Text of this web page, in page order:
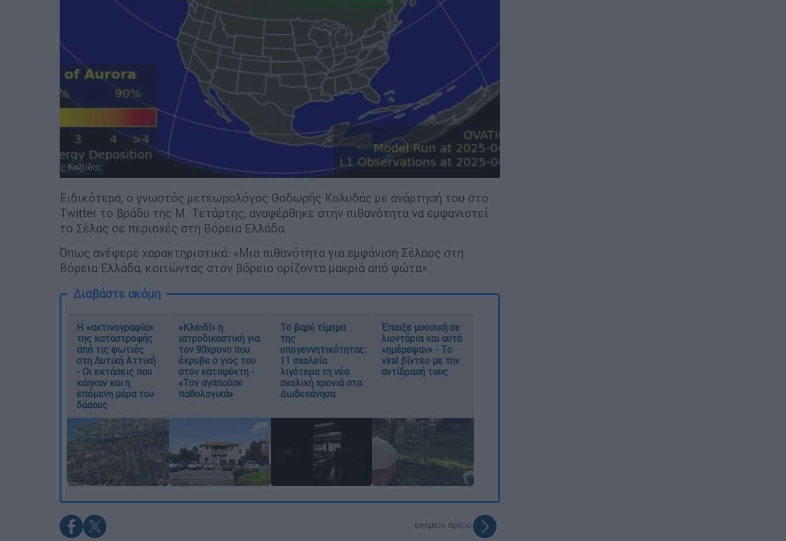
Κολυδας
Ειδικότερα, ο γνωστός μετεωρολόγος Θοδωρής Κολυδάς με ανάρτησή του στο
Twitter το βράδυ της Μ. Τετάρτης, αναφέρθηκε στην πιθανότητα να εμφανιστεί
το Σέλας σε περιοχές στη Βόρεια Ελλάδα.
Όπως ανέφερε χαρακτηριστικά: «Μια πιθανότητα για εμφάνιση Σέλαος στη
Βόρεια Ελλάδα, κοιτώντας στον βόρειο ορίζοντα μακριά από φώτα».
Διαβάστε ακόμη
Η «ακτινογραφία»
της καταστροφής
από τις φωτιές
στη Δυτική Αττική
- Οι εκτάσεις που
κάηκαν και η
επόμενη μέρα του
δάσους
«Κλειδί» η
ιατροδικαστική για
τον 90χρονο που
έκρυβε ο γιος του
στον καταψύκτη -
«Τον αγαπούσε
παθολογικά»
Το βαρύ τίμημα
της
υπογεννητικότητας:
11 σχολεία
λιγότερα τη νέα
σχολική χρονιά στα
Δωδεκάνησα
Έπαιξε μουσική σε
λιοντάρια και αυτά
«ημέρεψαν» - Το
viral βίντεο με την
αντίδρασή τους
επόμενο άρθρο